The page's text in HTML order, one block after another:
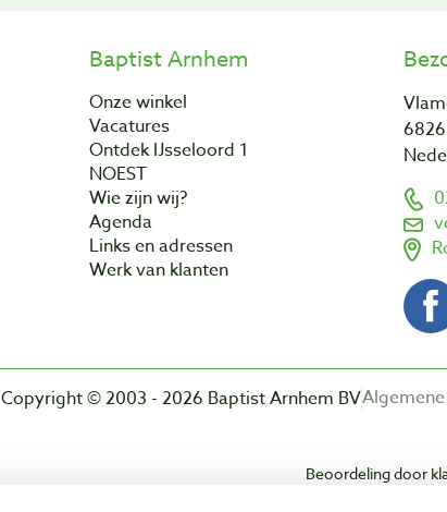
Baptist Arnhem
Onze winkel
Vacatures
Ontdek IJsseloord 1
NOEST
Wie zijn wij?
Agenda
Links en adressen
Werk van klanten
Copyright © 2003 - 2026 Baptist Arnhem BV
Beoordeling door